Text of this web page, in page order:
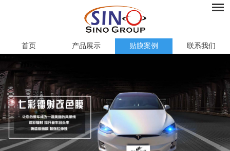
首页 产品展示 贴膜案例 联系我们